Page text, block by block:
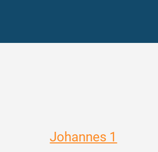
Johannes 1